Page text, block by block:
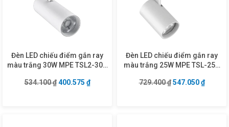
Đèn LED chiếu điểm gắn ray
màu trắng 30W MPE TSL2-30V
534.100₫ Giá gốc là: 534.100 ₫.
400.575 ₫Giá hiện tại là: 400.575 ₫.
Đèn LED chiếu điểm gắn ray
màu trắng 25W MPE TSL-25N
729.400₫ Giá gốc là:
547.050₫Giá